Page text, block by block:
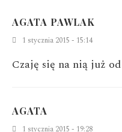
AGATA PAWLAK
1 stycznia 2015 - 15:14
Czaję się na nią już
AGATA
1 stycznia 2015 - 19:28